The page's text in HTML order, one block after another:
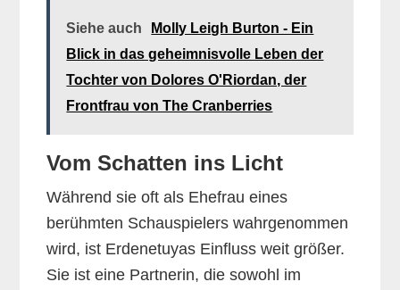
Siehe auch
Molly Leigh Burton - Ein
Blick in das geheimnisvolle Leben der
Tochter von Dolores O'Riordan, der
Frontfrau von The Cranberries
Vom Schatten ins Licht
Während sie oft als Ehefrau eines
berühmten Schauspielers wahrgenommen
wird, ist Erdenetuyas Einfluss weit größer.
Sie ist eine Partnerin, die sowohl im